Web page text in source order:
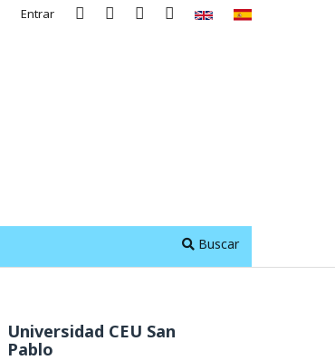
Buscar
Entrar
Universidad CEU San
Pablo